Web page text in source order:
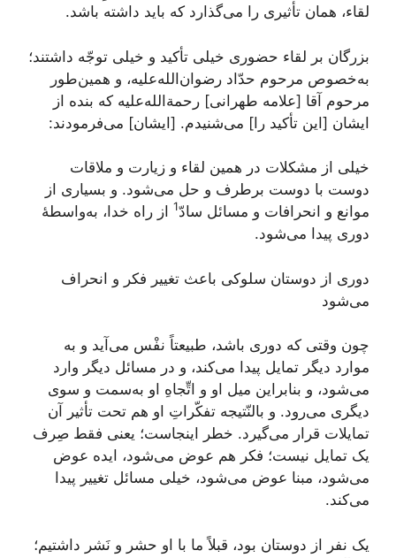
لقاء، همان تأثیری را می‌گذارد که باید داشته باشد.
بزرگان بر لقاء حضوری خیلی تأکید و خیلی توجّه داشتند؛
به‌خصوص مرحوم حدّاد رضوان‌الله‌علیه، و همین‌طور
مرحوم آقا [علامه طهرانی] رحمة‌الله‌علیه که بنده از
ایشان [این تأکید را] می‌شنیدم. [ایشان] می‌فرمودند:
خیلی از مشکلات در همین لقاء و زیارت و ملاقات
دوست با دوست برطرف و حل می‌شود. و بسیاری از
موانع و انحرافات و مسائل سادّ1
از راه خدا، به‌واسطۀ
دوری پیدا می‌شود.
دوری از دوستان سلوکی باعث تغییر فکر و انحراف
می‌شود
چون وقتی که دوری باشد، طبیعتاً نفْس می‌آید و به
موارد دیگر تمایل پیدا می‌کند، و در مسائل دیگر وارد
می‌شود، و بنابراین میل او و اتِّجاهِ او به‌سمت و سوی
دیگری می‌رود. و بالنّتیجه تفکّراتِ او هم تحت تأثیر آن
تمایلات قرار می‌گیرد. خطر اینجاست؛ یعنی فقط صِرف
یک تمایل نیست؛ فکر هم عوض می‌شود، ایده عوض
می‌شود، مبنا عوض می‌شود، خیلی مسائل تغییر پیدا
می‌کند.
یک نفر از دوستان بود، قبلاً ما با او حشر‌ و‌ نَشر داشتیم؛